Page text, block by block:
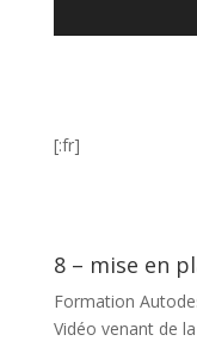
[:fr]
8 – mise en
Formation
Vidéo venant de